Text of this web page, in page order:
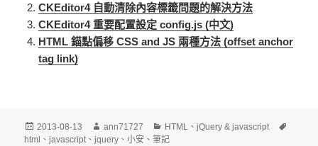
CKEditor4 自動清除內容標籤問題的解決方法
CKEditor4 重要配置設定 config.js (中文)
HTML 錨點偏移 CSS and JS 兩種方法 (offset anchor
tag link)
發
佈
2013-08-13
作
者
ann71727
分
類
HTML 、jQuery & javascript
html 、javascript、jquery 、小安 、筆記